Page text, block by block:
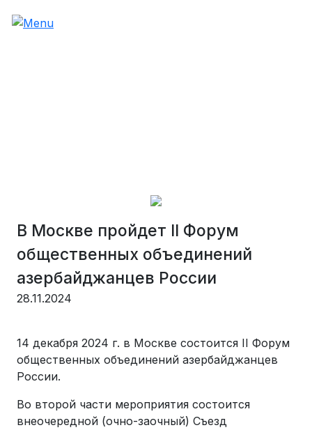
В Москве пройдет II Форум
общественных объединений
азербайджанцев России
28.11.2024
14 декабря 2024 г. в Москве состоится II Форум
общественных объединений азербайджанцев
России.
Во второй части мероприятия состоится
внеочередной (очно-заочный) Съезд